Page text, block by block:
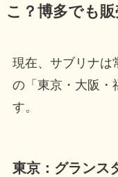
こ？博多でも
現在、サブリナは
の「東京・大阪・
す。
東京：グランス